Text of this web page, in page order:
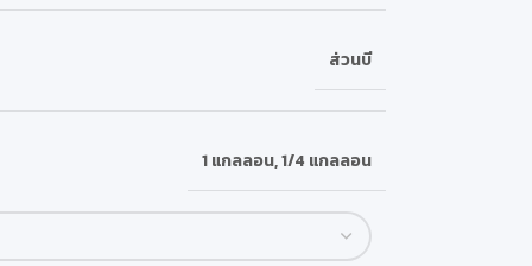
ส่วนบี
1 แกลลอน,1/4 แกลลอน